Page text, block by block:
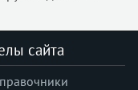
сайта